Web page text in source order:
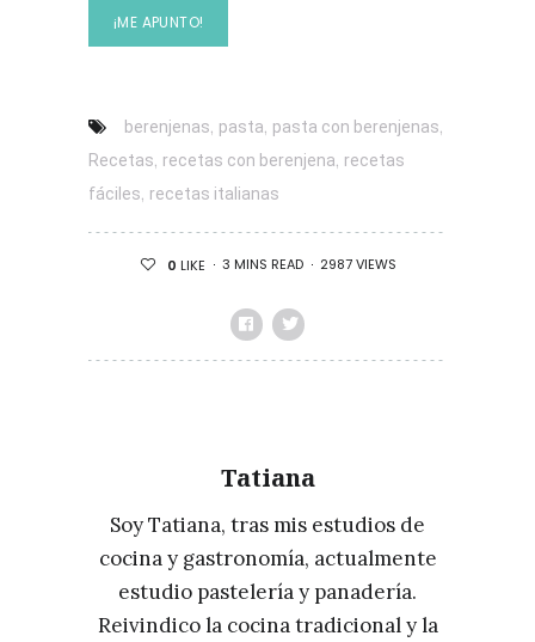
berenjenas, pasta, pasta con berenjenas,
Recetas, recetas con berenjena, recetas
fáciles, recetas italianas
0 LIKE 3 MINS READ 2987 VIEWS
Tatiana
Soy Tatiana, tras mis estudios de
cocina y gastronomía, actualmente
estudio pastelería y panadería.
Reivindico la cocina tradicional y la